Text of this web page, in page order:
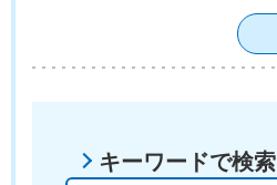
キーワードで検索